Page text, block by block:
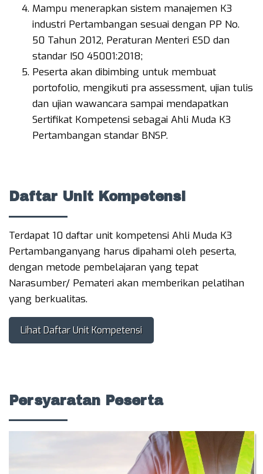
Mampu menerapkan sistem manajemen K3
industri Pertambangan sesuai dengan PP No.
50 Tahun 2012, Peraturan Menteri ESD dan
standar ISO 45001:2018;
Peserta akan dibimbing untuk membuat
portofolio, mengikuti pra assessment, ujian tulis
dan ujian wawancara sampai mendapatkan
Sertifikat Kompetensi sebagai Ahli Muda K3
Pertambangan standar BNSP.
Daftar Unit Kompetensi
Terdapat 10 daftar unit kompetensi Ahli Muda K3
Pertambanganyang harus dipahami oleh peserta,
dengan metode pembelajaran yang tepat
Narasumber/ Pemateri akan memberikan pelatihan
yang berkualitas.
Lihat Daftar Unit Kompetensi
Persyaratan Peserta